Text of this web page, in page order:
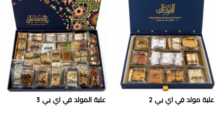
علبة مولد في اي بي 2 علبة المولد في اي بي 3